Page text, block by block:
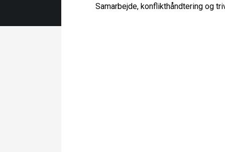
Samarbejde, konflikthåndtering og